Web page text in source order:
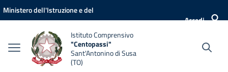
Vai ai contenuti
Vai al menu di navigazione
Vai al footer
Ministero dell'Istruzione e del
Accedi
Istituto Comprensivo
"Centopassi"
Sant'Antonino di Susa
(TO)